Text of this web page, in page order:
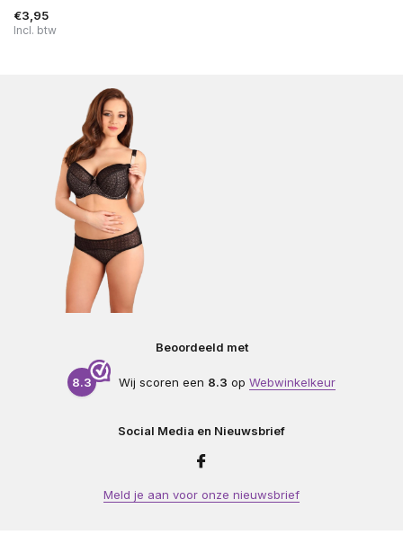
€3,95
Incl. btw
Beoordeeld met
8.3 Wij scoren een 8.3 op Webwinkelkeur
Social Media en Nieuwsbrief
Meld je aan voor onze nieuwsbrief